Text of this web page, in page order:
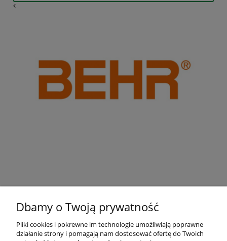
Dbamy o Twoją prywatność
Pliki cookies i pokrewne im technologie umożliwiają poprawne
działanie strony i pomagają nam dostosować ofertę do Twoich